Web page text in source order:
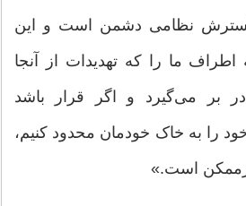
نظامی دشمن است و این
ما را که تهدیدات از آنجا
بر می‌گیرد و اگر قرار باشد
را به خاک خودمان محدود کنیم،
است.»